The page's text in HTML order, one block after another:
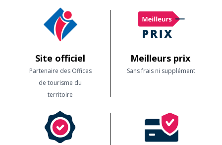
Site officiel
Partenaire des Offices
de tourisme du
territoire
Meilleurs prix
Sans frais ni supplément